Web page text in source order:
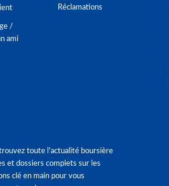
/
ami
Réclamations
toute l'actualité boursière
et dossiers complets sur les
clé en main pour vous